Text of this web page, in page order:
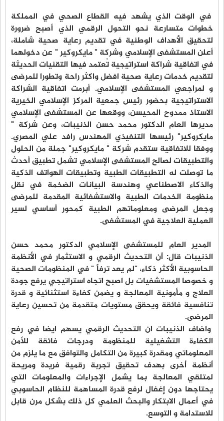
في الوقت الذي يشهد فيه القطاع الصحي في المملكة
خطوات متسارعة نحو التحول الرقمي الذي أصبح ضرورة
لتحقيق الأهداف الوطنية في تقديم رعاية صحية شاملة،
أعلن المستشفى الإسلامي وشركة " مايكروكير " عن دخولهما
في اتفاقية شراكة استراتيجية تُعتمد فيها التقنيات الحديثة
لتقديم خدمات رعاية صحية افضل واكثر راحة وتطورا للمرضى
و لمراجعي المستشفى الإسلامي. أبرمت اتفاقية الشراكة
الاستراتيجية بحضور رئيس جمعية المركز الإسلامي الخيرية
الاستاذ ممدوح المحيسن، ووقعها عن المستشفى الإسلامي
مديرها العام الدكتور محمد حسن الذنيبات، وعن شركة "
مايكروكير" رئيسها التنفيذي المهندس رافد علي المصري.
ووفقا للاتفاقية ستقدم شركة " مايكروكير" جملة من الحلول
والتطبيقات لصالح المستشفى الإسلامي تشمل تطبيق أحدث
ما توصلت له التطبيقات الطبية وتطبيقات الهواتف الذكية
والذكاء الاصطناعي وهندسة البيانات الضخمة في نقل
منظومة الخدمات الطبية والاستشفائية المقدمة للمرضى
وجعل المرضى ومعلوماتهم الطبية كمحور أساسي لسير
العملية العلاجية في المستشفى.
المدير العام للمستشفى الإسلامي الدكتور محمد حسن
الذنيبات قال: أن التحديث الرقمي و الاستثمار في الأنظمة
الحاسوبية الأكثر ذكاء، "لم يعد ترفاً " في المنظومات الصحية
و خصوصا المستشفيات بل اصبح اتجاه استراتيجي يرفع جودة
العلاج و مأمونية المعالجة و يضمن كفاءة استثنائية و قدرة
تنافسية فائقة ويحقق مستويات متقدمة من تحسين رعاية
المرضى.
واضاف الذنيبات ان التحديث الرقمي يسهم ايضا في رفع
الكفاءة التشغيلية للمنظومة ودرجات فائقة للأمن
المعلوماتي ومقدرة كبيرة من التكامل والتوافق مع ما يلزم من
أنظمة أخرى بهدف تحقيق تجربة رقمية فريدة ومريحة
لمتلقي المعالجة بما يشمل الإجراءات والمعلومات التي
يحتاجها دون إغفال لرفع قدرة المساهمة للنظام الحاسوبي
في أعمال الابتكار والبحث العلمي كل ذلك بشكل مرن قابل
للاستدامة و التوسع.